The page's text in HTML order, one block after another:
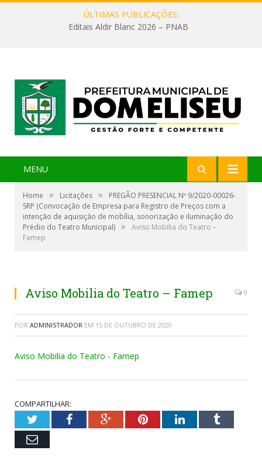
ÚLTIMAS PUBLICAÇÕES:
Editais Aldir Blanc 2026 – PNAB
MENU
Home » Licitações »
PREGÃO PRESENCIAL Nº 9/2020-00026-
SRP (Convocação de Empresa para Registro de Preços com a
intenção de aquisição de mobília, sonorização e iluminação do
Prédio do Teatro Municipal) »
Aviso Mobilia do Teatro –
Famep
Aviso Mobilia do Teatro – Famep 0
POR ADMINISTRADOR EM 15 DE OUTUBRO DE 2020
Aviso Mobilia do Teatro - Famep
COMPARTILHAR:
TwitterFacebookGoogle+PinterestLinkedInTumblr
Email